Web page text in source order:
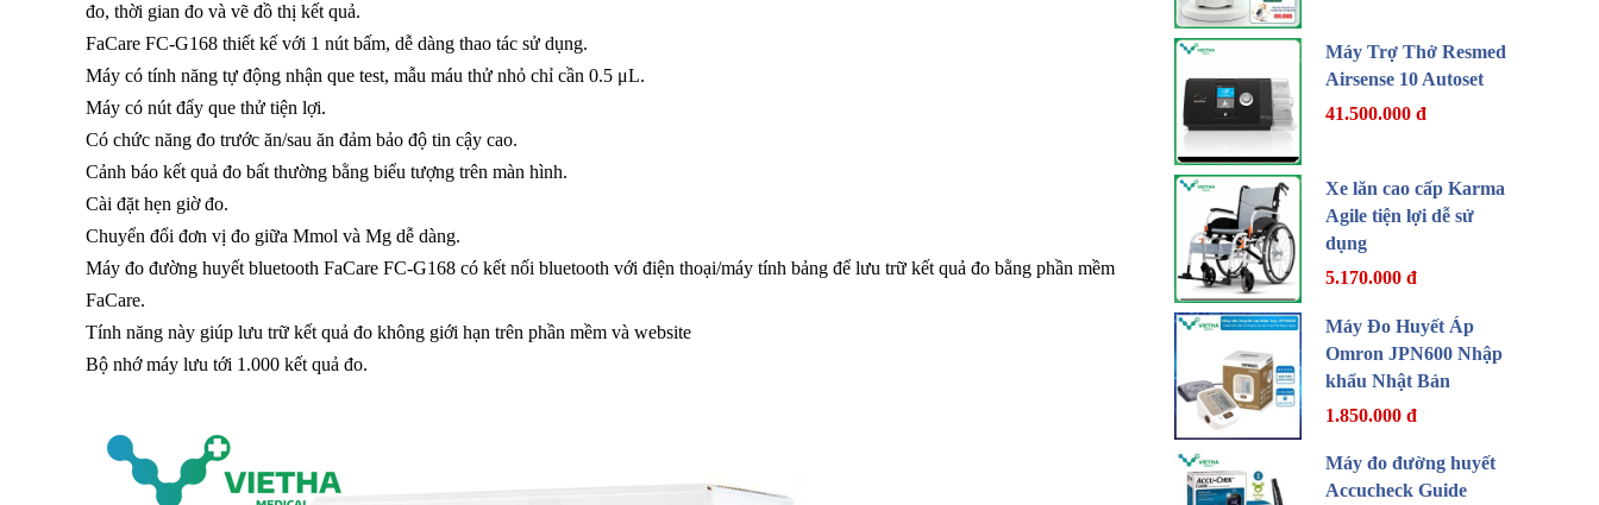
đo, thời gian đo và vẽ đồ thị kết quả.
FaCare FC-G168 thiết kế với 1 nút bấm, dễ dàng thao tác sử dụng.
Máy có tính năng tự động nhận que test, mẫu máu thử nhỏ chỉ cần 0.5 μL.
Máy có nút đẩy que thử tiện lợi.
Có chức năng đo trước ăn/sau ăn đảm bảo độ tin cậy cao.
Cảnh báo kết quả đo bất thường bằng biểu tượng trên màn hình.
Cài đặt hẹn giờ đo.
Chuyển đổi đơn vị đo giữa Mmol và Mg dễ dàng.
Máy đo đường huyết bluetooth FaCare FC-G168 có kết nối bluetooth với điện thoại/máy tính bảng để lưu trữ kết quả đo bằng phần mềm
FaCare.
Tính năng này giúp lưu trữ kết quả đo không giới hạn trên phần mềm và website
Bộ nhớ máy lưu tới 1.000 kết quả đo.
Máy Trợ Thở Resmed
Airsense 10 Autoset
41.500.000 đ
Xe lăn cao cấp Karma
Agile tiện lợi dễ sử
dụng
5.170.000 đ
Máy Đo Huyết Áp
Omron JPN600 Nhập
khẩu Nhật Bản
1.850.000 đ
Máy đo đường huyết
Accucheck Guide